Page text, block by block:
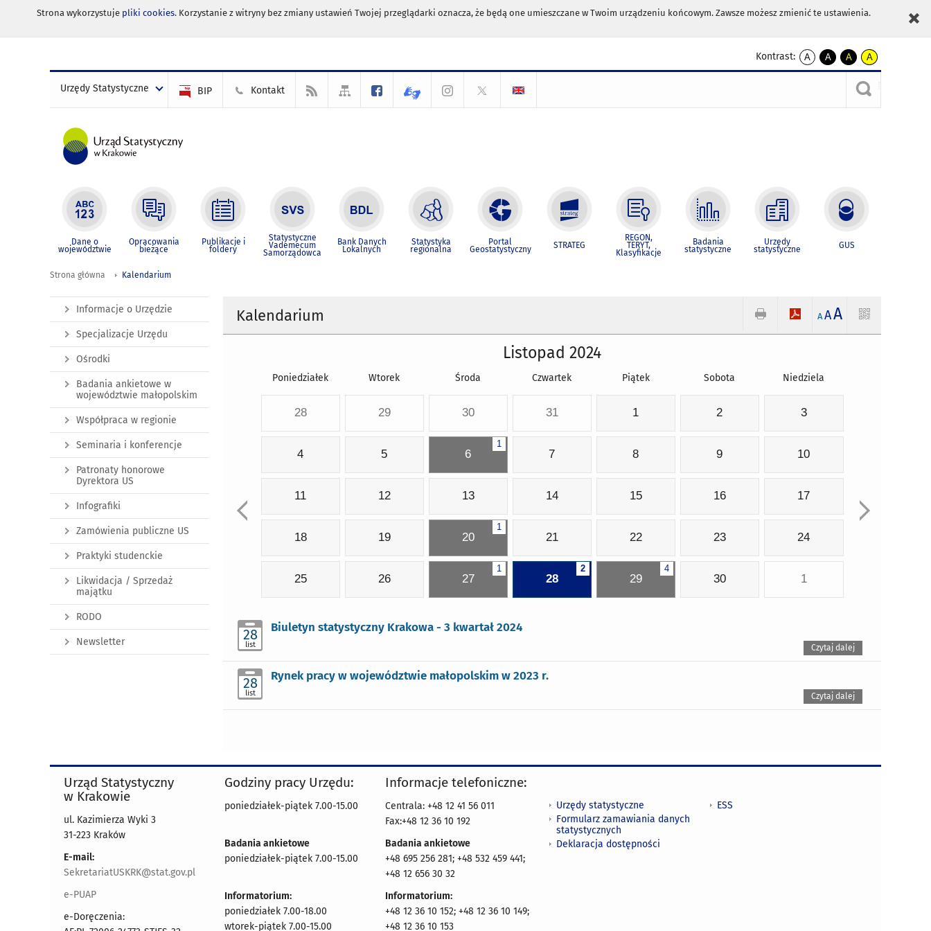
Strona wykorzystuje pliki cookies. Korzystanie z witryny bez zmiany ustawień Twojej przeglądarki oznacza, że będą one umieszczane w Twoim urządzeniu końcowym. Zawsze możesz zmienić te ustawienia.
Kontrast:
A
kontrast
A
kontrast
czarnym
A
kontrast
żółty
tekst
czarnym
A
kontrast
czarny
tekst
żółtym
Urzędy Statystyczne BIP Kontakt
Dane o
województwie
Opracowania
bieżące
Publikacje i
foldery
Statystyczne
Vademecum
Samorządowca
Bank Danych
Lokalnych
Statystyka
regionalna
Portal
Geostatystyczny STRATEG
REGON,
TERYT,
Klasyfikacje
Badania
statystyczne
Urzędy
statystyczne GUS
Strona główna Kalendarium
Kalendarium A AA
Listopad 2024
Poniedziałek Wtorek Środa Czwartek Piątek Sobota Niedziela
28 29 30 31 1 2 3
4 5
1
6 7 8 9 10
11 12 13 14 15 16 17
18 19
1
20 21 22 23 24
25 26
1
27
2
28
4
29 30 1
28
list
Biuletyn statystyczny Krakowa - 3 kwartał 2024
Czytaj dalej
28
list
Rynek pracy w województwie małopolskim w 2023 r.
Czytaj dalej
Informacje o Urzędzie
Specjalizacje Urzędu
Ośrodki
Badania ankietowe w
województwie małopolskim
Współpraca w regionie
Seminaria i konferencje
Patronaty honorowe
Dyrektora US
Infografiki
Zamówienia publiczne US
Praktyki studenckie
Likwidacja / Sprzedaż
majątku
RODO
Newsletter
Urząd Statystyczny
w Krakowie
ul. Kazimierza Wyki 3
31-223 Kraków
E-mail:
SekretariatUSKRK@stat.gov.pl
e-PUAP
e-Doręczenia:
Godziny pracy Urzędu:
poniedziałek-piątek 7.00-15.00
Badania ankietowe
poniedziałek-piątek 7.00-15.00
Informatorium:
poniedziałek 7.00-18.00
wtorek-piątek 7.00-15.00
Informacje telefoniczne:
Centrala: +48 12 41 56 011
Fax:+48 12 36 10 192
Badania ankietowe
+48 695 256 281; +48 532 459 441;
+48 12 656 30 32
Informatorium:
+48 12 36 10 152; +48 12 36 10 149;
+48 12 36 10 153
Urzędy statystyczne
Formularz zamawiania danych
statystycznych
Deklaracja dostępności
ESS